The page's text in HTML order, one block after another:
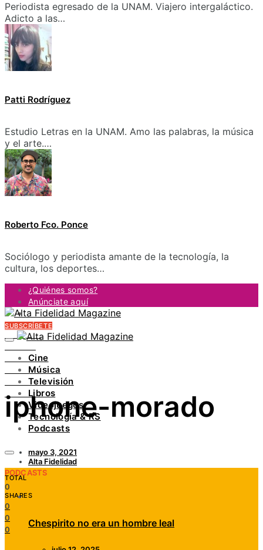
Periodista egresado de la UNAM. Viajero intergaláctico.
Adicto a las…
Patti Rodríguez
Estudio Letras en la UNAM. Amo las palabras, la música
y el arte.…
Roberto Fco. Ponce
Sociólogo y periodista amante de la tecnología, la
cultura, los deportes…
¿Quiénes somos?
Anúnciate aquí
Contacto
FACEBOOK
INSTAGRAM
PINTEREST
YOUTUBE
LINKEDIN
SUBSCRÍBETE
Cine
Música
Televisión
Libros
Videojuegos
Tecnología & RS
Podcasts
PODCASTS
Chespirito no era un hombre leal
iphone-morado
mayo 3, 2021
Alta Fidelidad
TOTAL
0
SHARES
0
0
0